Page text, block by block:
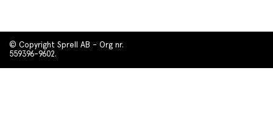
© Copyright Sprell AB - Org nr.
559396-9602.